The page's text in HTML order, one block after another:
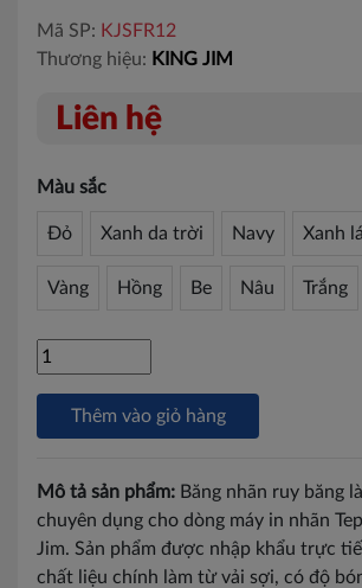
Mã SP: KJSFR12
Thương hiệu: KING JIM
Liên hệ
Màu sắc
Đỏ Xanh da trời Navy Xanh lá
Vàng Hồng Be Nâu Trắng
Thêm vào giỏ hàng
Mô tả sản phẩm: Băng nhãn ruy băng
chuyên dụng cho dòng máy in nhãn
Jim. Sản phẩm được nhập khẩu trực
chất liệu chính làm từ vải sợi, có độ